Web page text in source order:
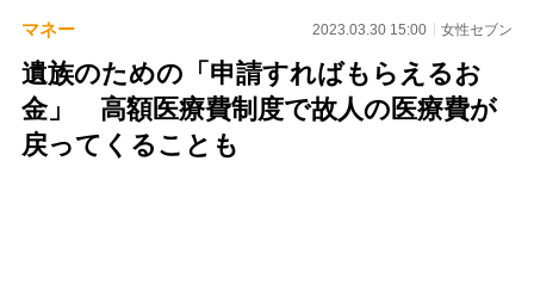
マネー 2023.03.30 15:00 女性セブン
遺族のための「申請すればもらえるお
金」 高額医療費制度で故人の医療費が
戻ってくることも